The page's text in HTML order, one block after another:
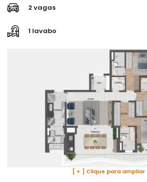
2 vagas
1 lavabo
[ + ] Clique para ampliar